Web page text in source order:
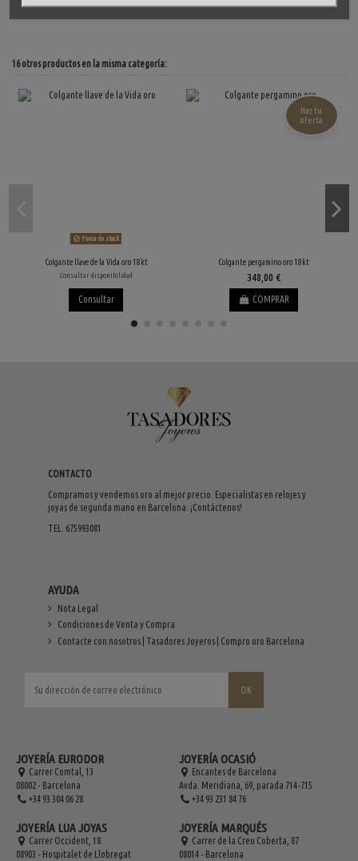
16 otros productos en la misma categoría:
Fuera de stock
Colgante llave de la Vida oro 18kt
Consultar disponibilidad
Consultar
Colgante pergamino oro 18kt
348,00 €
COMPRAR
Haz tu
oferta
CONTACTO
Compramos y vendemos oro al mejor precio. Especialistas en relojes y
joyas de segunda mano en Barcelona. ¡Contáctenos!
TEL. 675993081
AYUDA
Nota Legal
Condiciones de Venta y Compra
Contacte con nosotros | Tasadores Joyeros | Compro oro Barcelona
JOYERÍA EURODOR
Carrer Comtal, 13
08002 - Barcelona
+34 93 304 06 28
JOYERÍA LUA JOYAS
Carrer Occident, 18
08903 - Hospitalet de Llobregat
JOYERÍA OCASIÓ
Encantes de Barcelona
Avda. Meridiana, 69, parada 714-715
+34 93 231 84 76
JOYERÍA MARQUÉS
Carrer de la Creu Coberta, 87
08014 - Barcelona